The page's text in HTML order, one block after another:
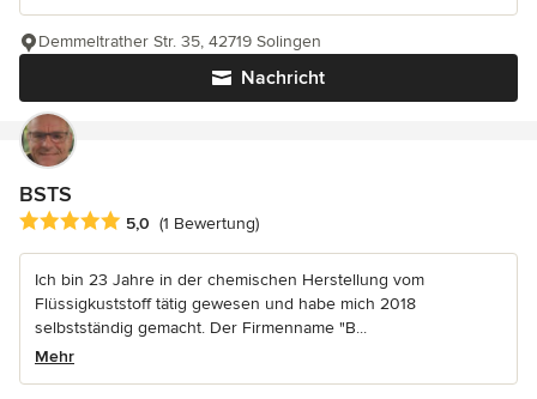
Nachricht
Demmeltrather Str. 35, 42719 Solingen
BSTS
Durchschnittliche Bewertung: 5 von 5 Sternen
5,0 (1 Bewertung)
Ich bin 23 Jahre in der chemischen Herstellung vom
Flüssigkuststoff tätig gewesen und habe mich 2018
selbstständig gemacht. Der Firmenname "B...
Mehr